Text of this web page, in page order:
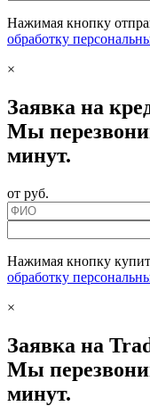
Нажимая кнопку
обработку
×
Заявка на
Мы
минут.
от руб.
Нажимая кнопку
обработку
×
Заявка на
Мы
минут.